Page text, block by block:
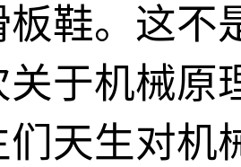
板鞋。这不
关于机械原
们天生对机